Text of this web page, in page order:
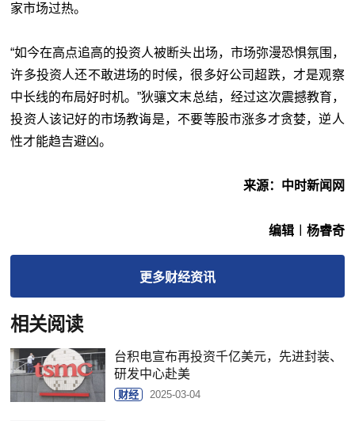
家市场过热。
“如今在高点追高的投资人被断头出场，市场弥漫恐惧氛围，
许多投资人还不敢进场的时候，很多好公司超跌，才是观察
中长线的布局好时机。”狄骧文末总结，经过这次震撼教育，
投资人该记好的市场教诲是，不要等股市涨多才贪婪，逆人
性才能趋吉避凶。
来源：中时新闻网
编辑︱杨睿奇
更多财经资讯
相关阅读
台积电宣布再投资千亿美元，先进封装、
研发中心赴美
财经 2025-03-04